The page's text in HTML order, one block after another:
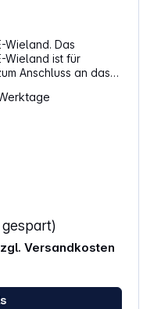
Wieland. Das
Wieland ist für
Anschluss an das
bestimmt.
gespart)
Versandkosten